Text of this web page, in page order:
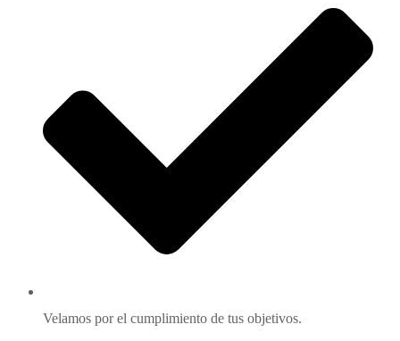
Velamos por el cumplimiento de tus objetivos.